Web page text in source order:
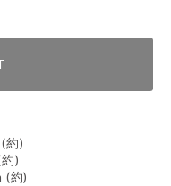
約)
)
(約)